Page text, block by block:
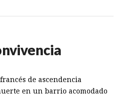
de ascendencia
en un barrio acomodado